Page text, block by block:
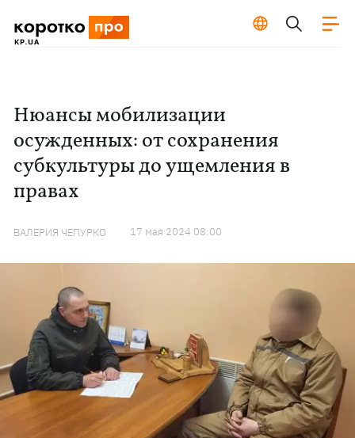
Нюансы мобилизации
осужденных: от сохранения
субкультуры до ущемления в
правах
ВАЛЕРИЯ ЧЕПУРКО 17 мая 2024 08:00